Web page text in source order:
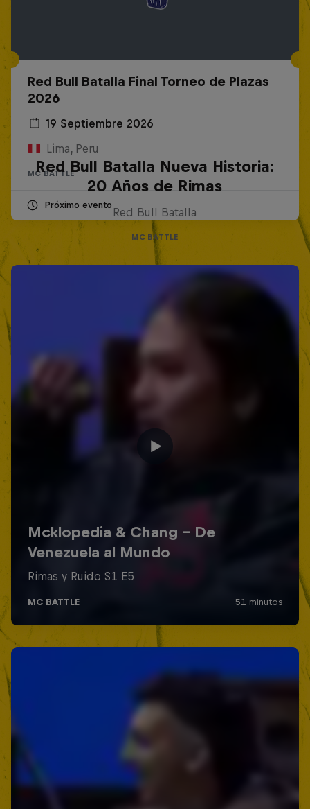
Red Bull Batalla Final Torneo de Plazas
2026
19 Septiembre 2026
Lima, Peru
MC BATTLE
Próximo evento
Red Bull Batalla Nueva Historia:
20 Años de Rimas
Red Bull Batalla
MC BATTLE